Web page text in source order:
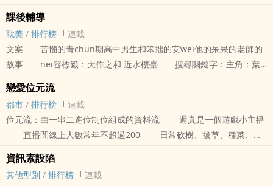
課後輔導
耽美 / 排行榜
連載
文案 苦惱的青chun期高中男生和笨拙的安wei他的呆呆的老師的
故事 nei容標籤：天作之和 近水樓臺 搜尋關鍵字：主角：葉
維可，林辛 林辛遭遇教學生涯從未有過的震撼彈。 葉維
可坐在他面前，哭喪著一張臉，問：老師我該怎麼辦？ 林辛在心
裡喊，天啊這時候我該怎麼辦？！ 林辛是三中的生物老師，現在
教高二生物。他為人老實，又有點木訥，上課並不懂得開玩笑調節
戀愛位元流
都市 / 排行榜
連載
位元流：由一串二進位制位組成的資料流 遲真是一個遊戲小主播
直播間線上人數常年不超過200 日常砍樹、拔草、種菜、挖
無盡時 無
資訊素設陷
其他型別 / 排行榜
連載